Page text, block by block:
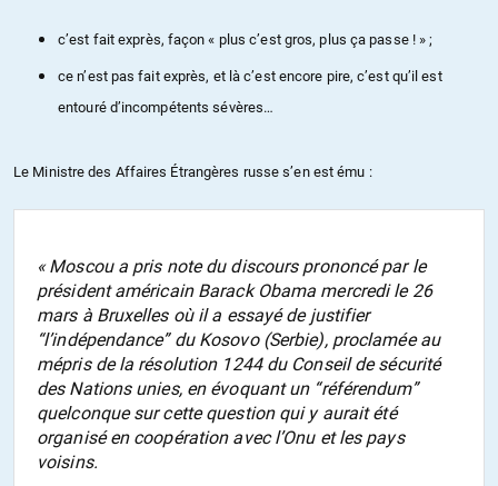
c’est fait exprès, façon « plus c’est gros, plus ça passe ! » ;
ce n’est pas fait exprès, et là c’est encore pire, c’est qu’il est
entouré d’incompétents sévères…
Le Ministre des Affaires Étrangères russe s’en est ému :
« Moscou a pris note du discours prononcé par le
président américain Barack Obama mercredi le 26
mars à Bruxelles où il a essayé de justifier
“l’indépendance” du Kosovo (Serbie), proclamée au
mépris de la résolution 1244 du Conseil de sécurité
des Nations unies, en évoquant un “référendum”
quelconque sur cette question qui y aurait été
organisé en coopération avec l’Onu et les pays
voisins.